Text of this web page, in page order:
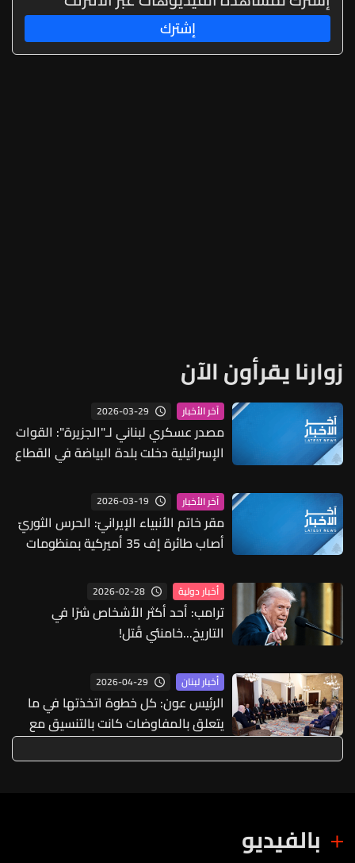
إشترك
زوارنا يقرأون الآن
آخر الأخبار 2026-03-29
مصدر عسكري لبناني لـ"الجزيرة": القوات
الإسرائيلية دخلت بلدة البياضة في القطاع
آخر الأخبار 2026-03-19
مقر خاتم الأنبياء الإيرانيّ: الحرس الثوريّ
أصاب طائرة إف 35 أميركية بمنظومات
أخبار دولية 2026-02-28
ترامب: أحد أكثر الأشخاص شرًا في
التاريخ...خامنئي قُتل!
أخبار لبنان 2026-04-29
الرئيس عون: كل خطوة اتخذتها في ما
يتعلق بالمفاوضات كانت بالتنسيق مع
رئيسي مجلس النواب والحكومة
بالفيديو